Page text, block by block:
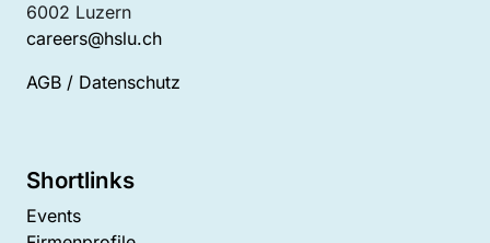
6002 Luzern
careers@hslu.ch
AGB / Datenschutz
Shortlinks
Events